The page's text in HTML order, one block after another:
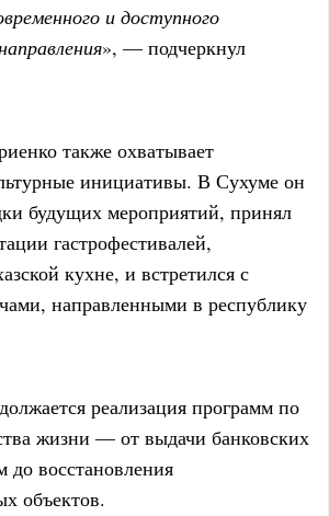
и доступного
», — подчеркнул
также охватывает
инициативы. В Сухуме он
будущих мероприятий, принял
гастрофестивалей,
кухне, и встретился с
направленными в республику
реализация программ по
жизни — от выдачи банковских
до восстановления
объектов.